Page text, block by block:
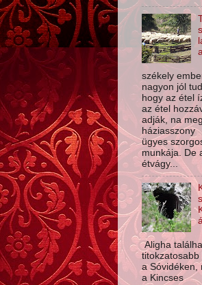
s
a
székely
nagyon jól
hogy az étel
az étel
adják, na
háziasszony
ügyes
munkája. De
étvágy...
Aligha
titokzatosabb
a Sóvidéken,
a Kincses